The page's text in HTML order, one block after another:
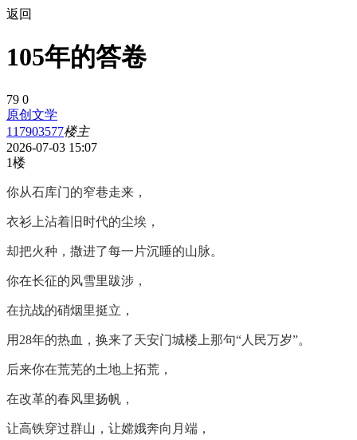
返回
105年的答卷
79 0
原创文学
117903577楼主
2026-07-03 15:07
1楼
你从石库门的窄巷走来，
衣衫上沾着旧时代的尘埃，
却把火种，撒进了每一片沉睡的山脉。
你在长征的风雪里跋涉，
在抗战的硝烟里挺立，
用28年的热血，换来了天安门城楼上那句“人民万岁”。
后来你在荒芜的土地上拓荒，
在改革的春风里扬帆，
让高铁穿过群山，让嫦娥奔向月端，